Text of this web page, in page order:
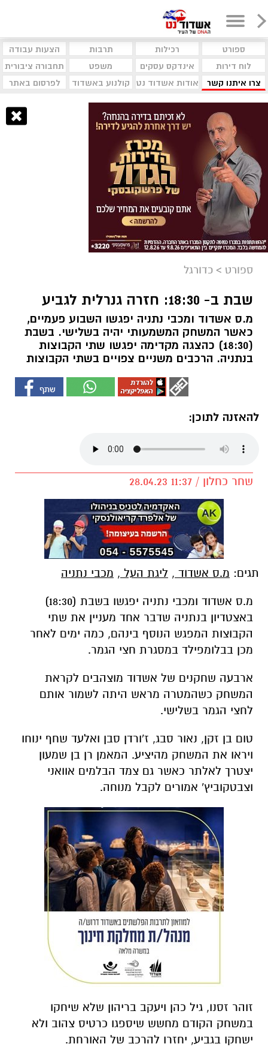
ספורט רכילות תרבות
הצעות עבודה
לוח דירות
אינדקס עסקים משפט
תחבורה ציבורית
צרו איתנו קשר
אודות אשדוד נט קולנוע באשדוד לפרסום באתר
ספורט > כדורגל
שבת ב- 18:30: חזרה גנרלית לגביע
מ.ס אשדוד ומכבי נתניה יפגשו השבוע פעמיים,
כאשר המשחק המשמעותי יהיה בשלישי. בשבת
(18:30) כהצגה מקדימה יפגשו שתי הקבוצות
בנתניה. הרכבים משניים צפויים בשתי הקבוצות
להאזנה לתוכן:
שחר כחלון / 11:37 28.04.23
תגים: מ.ס אשדוד , ליגת העל , מכבי נתניה
מ.ס אשדוד ומכבי נתניה יפגשו בשבת (18:30)
באצטדיון בנתניה שדבר אחד מעניין את שתי
הקבוצות המפגש הנוסף בינהם, כמה ימים לאחר
מכן בבלומפילד במסגרת חצי הגמר.
ארבעה שחקנים של אשדוד מוצהבים לקראת
המשחק כשהמטרה מראש היתה לשמור אותם
לחצי הגמר בשלישי.
טום בן זקן, נאור סבג, ז'ורדן סבן ואלעד שחף ינוחו
ויראו את המשחק מהיציע. המאמן רן בן שמעון
יצטרך לאלתר כאשר גם צמד הבלמים אוואני
וצבטקוביץ' אמורים לקבל מנוחה.
זוהר זסנו, גיל כהן ויעקב בריהון שלא שיחקו
במשחק הקודם מחשש שיספגו כרטיס צהוב ולא
ישחקו בגביע, יחזרו להרכב של האורחת.